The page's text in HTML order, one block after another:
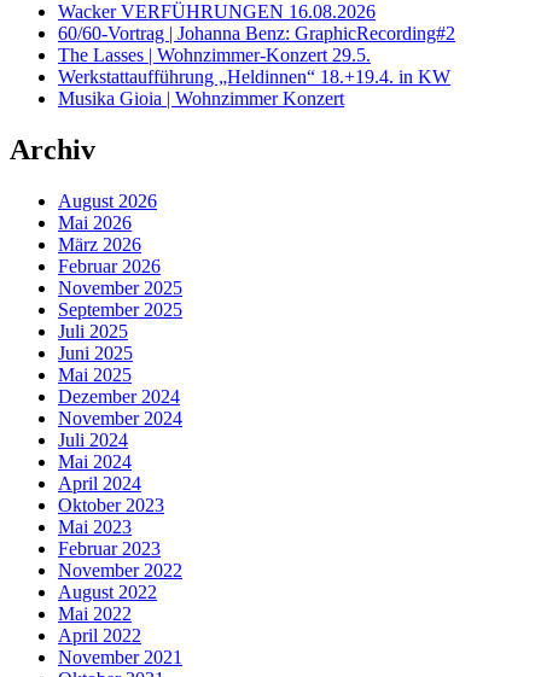
Wacker VERFÜHRUNGEN 16.08.2026
60/60-Vortrag | Johanna Benz: GraphicRecording#2
The Lasses | Wohnzimmer-Konzert 29.5.
Werkstattaufführung „Heldinnen“ 18.+19.4. in KW
Musika Gioia | Wohnzimmer Konzert
Archiv
August 2026
Mai 2026
März 2026
Februar 2026
November 2025
September 2025
Juli 2025
Juni 2025
Mai 2025
Dezember 2024
November 2024
Juli 2024
Mai 2024
April 2024
Oktober 2023
Mai 2023
Februar 2023
November 2022
August 2022
Mai 2022
April 2022
November 2021